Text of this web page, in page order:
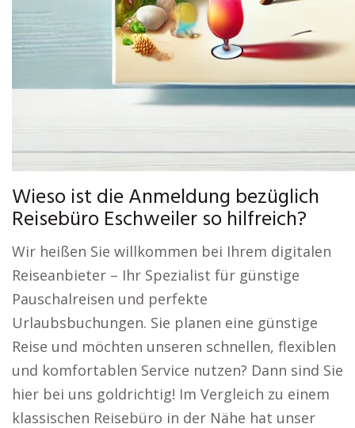
Wieso ist die Anmeldung bezüglich
Reisebüro Eschweiler so hilfreich?
Wir heißen Sie willkommen bei Ihrem digitalen
Reiseanbieter – Ihr Spezialist für günstige
Pauschalreisen und perfekte
Urlaubsbuchungen. Sie planen eine günstige
Reise und möchten unseren schnellen, flexiblen
und komfortablen Service nutzen? Dann sind Sie
hier bei uns goldrichtig! Im Vergleich zu einem
klassischen Reisebüro in der Nähe hat unser